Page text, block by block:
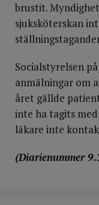
brustit.
sjuksköterskan
Socialstyrelsen
anmälningar om
året gällde
inte ha tagits
läkare inte
(Diarienummer